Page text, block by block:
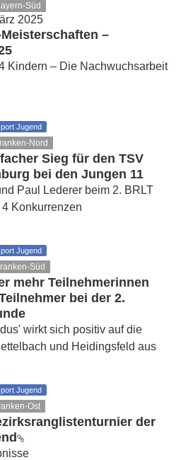
Süd
2025
–
Kindern – Die Nachwuchsarbeit
Jugend
Nord
Sieg für den TSV
bei den Jungen 11
Paul Lederer beim 2. BRLT
Konkurrenzen
Jugend
Süd
mehr Teilnehmerinnen
bei der 2.
wirkt sich positiv auf die
und Heidingsfeld aus
Jugend
Ost
der